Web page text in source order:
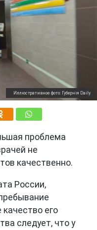
Иллюстративное фото: Губернiя Daily
проблема
не
качественно.
России,
качество его
следует, что у